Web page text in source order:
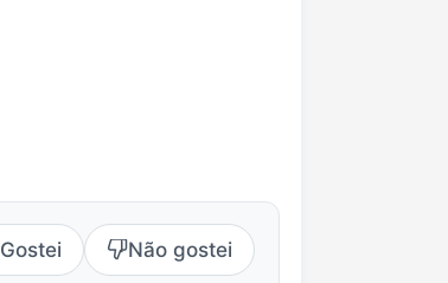
Gostei Não gostei